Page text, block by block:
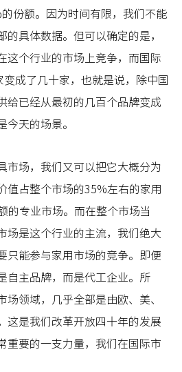
份额。因为时间有限，我们不能
的具体数据。但可以确定的是，
这个行业的市场上竞争，而国际
变成了几十家，也就是说，除中国
给已经从最初的几百个品牌变成
今天的场景。
市场，我们又可以把它大概分为
值占整个市场的35%左右的家用
的专业市场。而在整个市场当
场是这个行业的主流，我们绝大
只能参与家用市场的竞争。即便
自主品牌，而是代工企业。所
场领域，几乎全部是由欧、美、
这是我们改革开放四十年的发展
重要的一支力量，我们在国际市